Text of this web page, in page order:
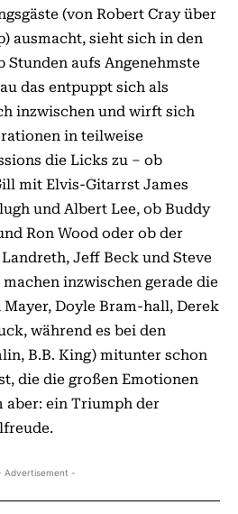
(von Robert Cray über
ausmacht, sieht sich in den
aufs Angenehmste
das entpuppt sich als
inzwischen und wirft sich
in teilweise
die Licks zu – ob
mit Elvis-Gitarrst James
und Albert Lee, ob Buddy
Ron Wood oder ob der
Jeff Beck und Steve
inzwischen gerade die
Doyle Bram-hall, Derek
während es bei den
B.B. King) mitunter schon
die die großen Emotionen
aber: ein Triumph der
Advertisement -